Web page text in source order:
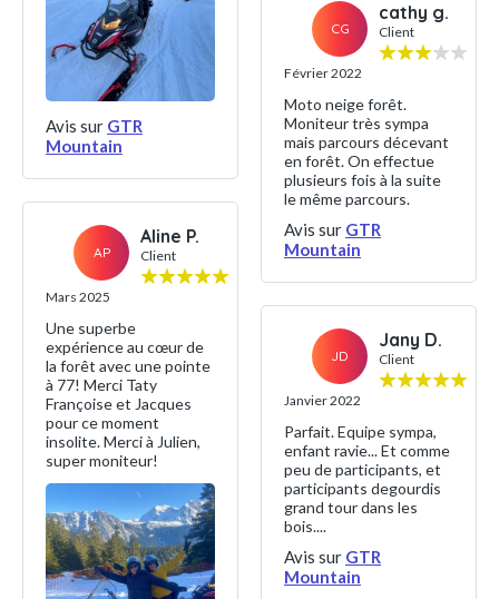
Avis sur GTR
Mountain
AP
Aline P.
Client
Mars 2025
Une superbe
expérience au cœur de
la forêt avec une pointe
à 77! Merci Taty
Françoise et Jacques
pour ce moment
insolite. Merci à Julien,
super moniteur!
CG
cathy g.
Client
Février 2022
Moto neige forêt.
Moniteur très sympa
mais parcours décevant
en forêt. On effectue
plusieurs fois à la suite
le même parcours.
Avis sur GTR
Mountain
JD
Jany D.
Client
Janvier 2022
Parfait. Equipe sympa,
enfant ravie... Et comme
peu de participants, et
participants degourdis
grand tour dans les
bois....
Avis sur GTR
Mountain